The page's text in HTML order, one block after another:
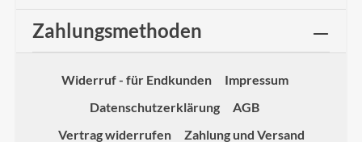
Zahlungsmethoden
Widerruf - für Endkunden
Impressum
Datenschutzerklärung
AGB
Vertrag widerrufen
Zahlung und Versand